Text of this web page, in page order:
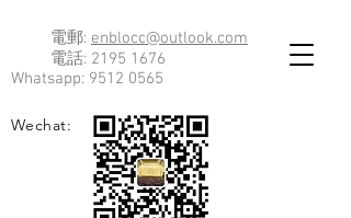
電郵: enblocc@outlook.com
電話: 2195 1676
Whatsapp: 9512 0565
Wechat: